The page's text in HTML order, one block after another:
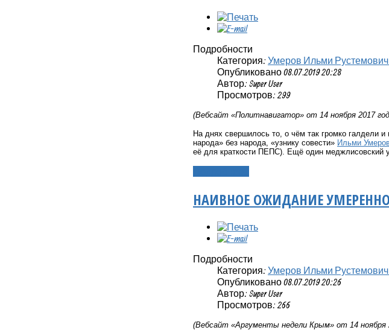
Подробности
Категория: Умеров Ильми
Опубликовано 08.07.2019 20:28
Автор: Super User
Просмотров: 299
(Вебсайт «Политнавигатор» от 14 ноября 2017
На днях свершилось то, о чём так громко галдели
народа» без народа, «узнику совести» Ильми
её для краткости ПЕПС). Ещё один меджлисовский
НАИВНОЕ ОЖИДАНИЕ
Подробности
Категория: Умеров Ильми
Опубликовано 08.07.2019 20:26
Автор: Super User
Просмотров: 266
(Вебсайт «Аргументы недели Крым» от 14 ноября